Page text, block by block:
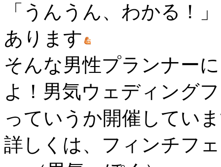
「うんうん、わかる！
あります
そんな男性プランナー
よ！男気ウェディング
っていうか開催してい
詳しくは、フィンチフ